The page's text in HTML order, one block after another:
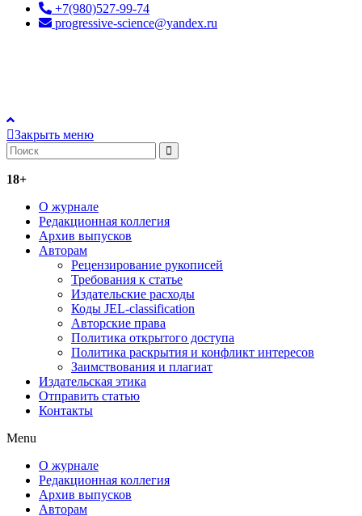
+7(980)527-99-74
progressive-science@yandex.ru
Закрыть меню
18+
О журнале
Редакционная коллегия
Архив выпусков
Авторам
Рецензирование рукописей
Требования к статье
Издательские расходы
Коды JEL-classification
Авторские права
Политика открытого доступа
Политика раскрытия и конфликт интересов
Заимствования и плагиат
Издательская этика
Отправить статью
Контакты
Menu
О журнале
Редакционная коллегия
Архив выпусков
Авторам